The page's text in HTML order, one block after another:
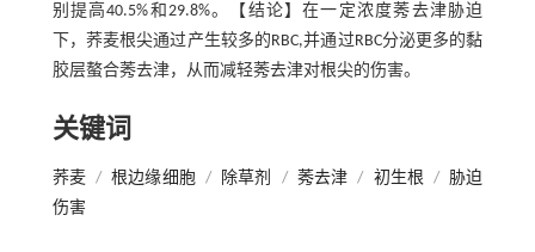
别提高40.5%和29.8%。【结论】在一定浓度莠去津胁迫
下，荞麦根尖通过产生较多的RBC,并通过RBC分泌更多的黏
胶层螯合莠去津，从而减轻莠去津对根尖的伤害。
关键词
荞麦 / 根边缘细胞 / 除草剂 / 莠去津 / 初生根 / 胁迫
伤害